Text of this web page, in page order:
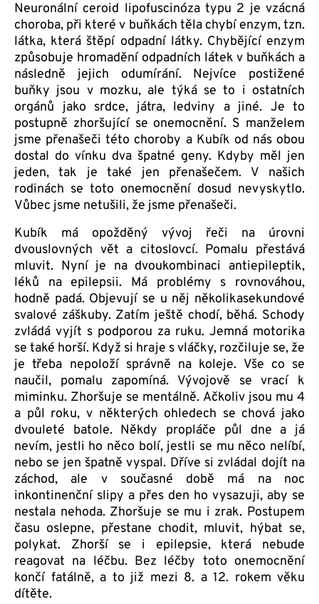
Neuronální ceroid lipofuscinóza typu 2 je vzácná
choroba, při které v buňkách těla chybí enzym, tzn.
látka, která štěpí odpadní látky. Chybějící enzym
způsobuje hromadění odpadních látek v buňkách a
následně jejich odumírání. Nejvíce postižené
buňky jsou v mozku, ale týká se to i ostatních
orgánů jako srdce, játra, ledviny a jiné. Je to
postupně zhoršující se onemocnění. S manželem
jsme přenašeči této choroby a Kubík od nás obou
dostal do vínku dva špatné geny. Kdyby měl jen
jeden, tak je také jen přenašečem. V našich
rodinách se toto onemocnění dosud nevyskytlo.
Vůbec jsme netušili, že jsme přenašeči.
Kubík má opožděný vývoj řeči na úrovni
dvouslovných vět a citoslovcí. Pomalu přestává
mluvit. Nyní je na dvoukombinaci antiepileptik,
léků na epilepsii. Má problémy s rovnováhou,
hodně padá. Objevují se u něj několikasekundové
svalové záškuby. Zatím ještě chodí, běhá. Schody
zvládá vyjít s podporou za ruku. Jemná motorika
se také horší. Když si hraje s vláčky, rozčiluje se, že
je třeba nepoloží správně na koleje. Vše co se
naučil, pomalu zapomíná. Vývojově se vrací k
miminku. Zhoršuje se mentálně. Ačkoliv jsou mu 4
a půl roku, v některých ohledech se chová jako
dvouleté batole. Někdy propláče půl dne a já
nevím, jestli ho něco bolí, jestli se mu něco nelíbí,
nebo se jen špatně vyspal. Dříve si zvládal dojít na
záchod, ale v současné době má na noc
inkontinenční slipy a přes den ho vysazuji, aby se
nestala nehoda. Zhoršuje se mu i zrak. Postupem
času oslepne, přestane chodit, mluvit, hýbat se,
polykat. Zhorší se i epilepsie, která nebude
reagovat na léčbu. Bez léčby toto onemocnění
končí fatálně, a to již mezi 8. a 12. rokem věku
dítěte.